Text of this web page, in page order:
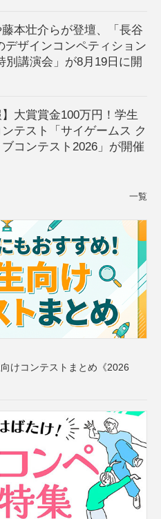
本壮介らが登壇、「長谷
デザインコンペティション
別講演会」が8月19日に開
】大賞賞金100万円！学生
テスト「サイゲームス ク
ブコンテスト2026」が開催
一覧
けコンテストまとめ《2026